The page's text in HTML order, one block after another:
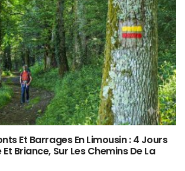
Et Barrages En Limousin : 4 Jours
Briance, Sur Les Chemins De La